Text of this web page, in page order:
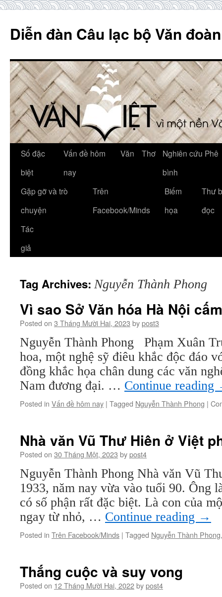
content
Diễn đàn Câu lạc bộ Văn
Số đặc
biệt
Vấn đề hôm
nay
Văn Thơ
Nghiên cứu Phê
bình
Gặp gỡ và trò
chuyện
Trên
Facebook/Minds
Biếm
họa
Thư
đọc
Tác
giả
Tag Archives: Nguyễn Thành Phong
Vì sao Sở Văn hóa Hà Nội
Posted on 3 Tháng Mười Hai, 2023 bypost3
Nguyễn Thành Phong Phạm Xuân
hoa, một nghệ sỹ điêu khắc độc đáo
đồng khắc họa chân dung các văn
Nam đương đại. … Continue reading
Posted in Vấn đề hôm nay | Tagged Nguyễn Thành Phong |
Nhà văn Vũ Thư Hiên ở Việt
Posted on 30 Tháng Một, 2023 bypost4
Nguyễn Thành Phong Nhà văn Vũ
1933, năm nay vừa vào tuổi 90. Ông
có số phận rất đặc biệt. Là con của
ngay từ nhỏ, … Continue reading →
Posted in Trên Facebook/Minds | Tagged Nguyễn Thành Phong
Thắng cuộc và suy vong
Posted on 12 Tháng Mười Hai, 2022bypost4